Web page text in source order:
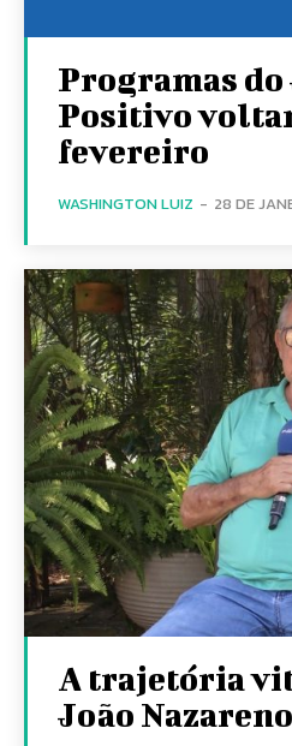
Programas
Positivo
fevereiro
WASHINGTON LUIZ - 28 DE
A trajetória
João Nazareno